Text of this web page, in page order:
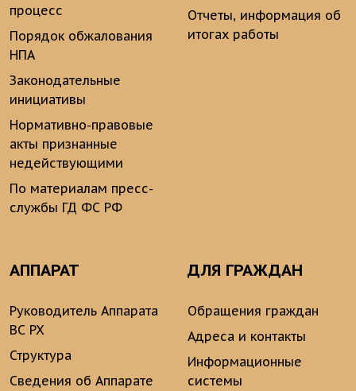
процесс
Порядок обжалования
НПА
Законодательные
инициативы
Нормативно-правовые
акты признанные
недействующими
По материалам пресс-
службы ГД ФС РФ
Отчеты, информация об
итогах работы
АППАРАТ
Руководитель Аппарата
ВС РХ
Структура
Сведения об Аппарате
ДЛЯ ГРАЖДАН
Обращения граждан
Адреса и контакты
Информационные
системы